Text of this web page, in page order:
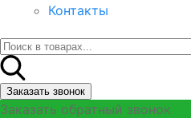
Контакты
Заказать звонок
Заказать обратный звонок